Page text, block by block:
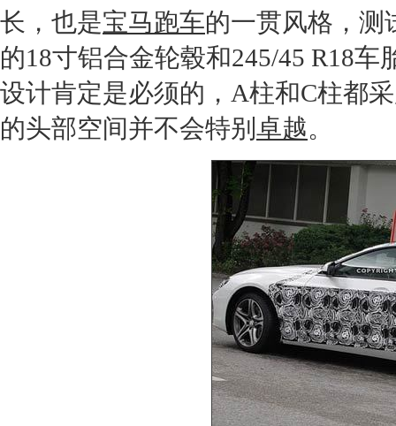
长，也是宝马跑车的一贯风格，测
的18寸铝合金轮毂和245/45 R18车
设计肯定是必须的，A柱和C柱都
的头部空间并不会特别 卓越。